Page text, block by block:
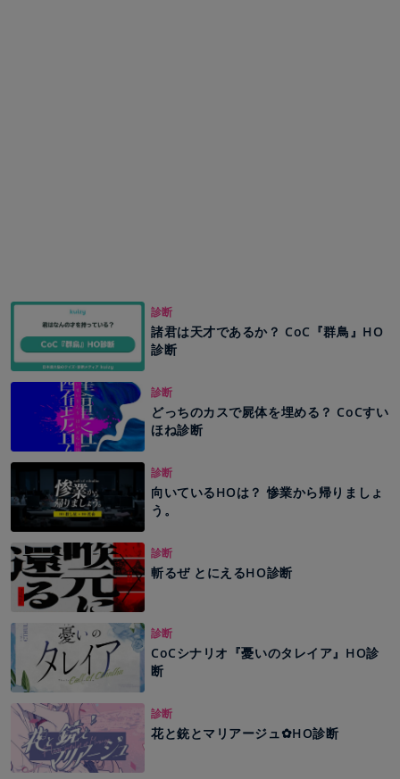
診断
諸君は天才であるか？ CoC『群鳥』HO
診断
診断
どっちのカスで屍体を埋める？ CoCすい
ほね診断
診断
向いているHOは？ 惨業から帰りましょ
う。
診断
斬るぜ とにえるHO診断
診断
CoCシナリオ『憂いのタレイア』HO診
断
診断
花と銃とマリアージュ✿HO診断